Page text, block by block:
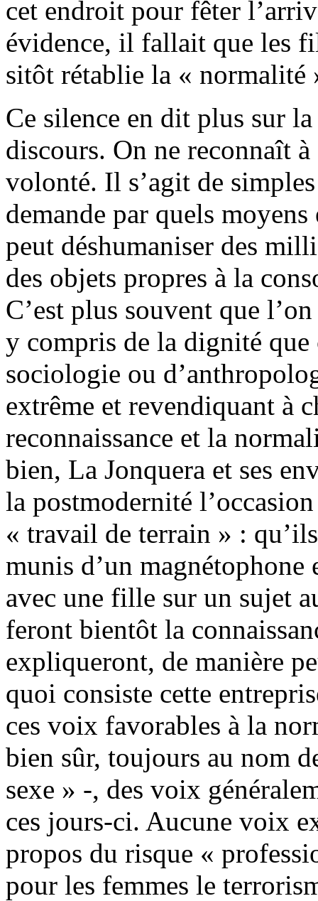
cet endroit pour fêter
évidence, il fallait que les
sitôt rétablie la « normalité
Ce silence en dit plus sur
discours. On ne reconnaît
volonté. Il s’agit de
demande par quels
peut déshumaniser des
des objets propres à la
C’est plus souvent que
y compris de la dignité que
sociologie ou
extrême et revendiquant à
reconnaissance et la
bien, La Jonquera et ses
la postmodernité
« travail de terrain » :
munis d’un magnétophone
avec une fille sur un sujet
feront bientôt la
expliqueront, de manière
quoi consiste cette
ces voix favorables à la
bien sûr, toujours au nom
sexe » -, des voix
ces jours-ci. Aucune voix
propos du risque «
pour les femmes le